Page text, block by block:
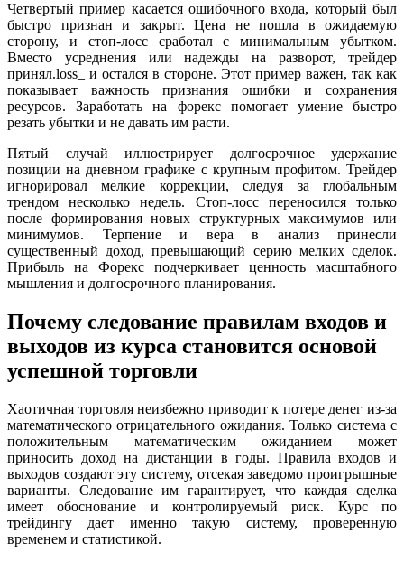
Четвертый пример касается ошибочного входа, который был
быстро признан и закрыт. Цена не пошла в ожидаемую
сторону, и стоп-лосс сработал с минимальным убытком.
Вместо усреднения или надежды на разворот, трейдер
принял.loss_ и остался в стороне. Этот пример важен, так как
показывает важность признания ошибки и сохранения
ресурсов. Заработать на форекс помогает умение быстро
резать убытки и не давать им расти.
Пятый случай иллюстрирует долгосрочное удержание
позиции на дневном графике с крупным профитом. Трейдер
игнорировал мелкие коррекции, следуя за глобальным
трендом несколько недель. Стоп-лосс переносился только
после формирования новых структурных максимумов или
минимумов. Терпение и вера в анализ принесли
существенный доход, превышающий серию мелких сделок.
Прибыль на Форекс подчеркивает ценность масштабного
мышления и долгосрочного планирования.
Почему следование правилам входов и
выходов из курса становится основой
успешной торговли
Хаотичная торговля неизбежно приводит к потере денег из-за
математического отрицательного ожидания. Только система с
положительным математическим ожиданием может
приносить доход на дистанции в годы. Правила входов и
выходов создают эту систему, отсекая заведомо проигрышные
варианты. Следование им гарантирует, что каждая сделка
имеет обоснование и контролируемый риск. Курс по
трейдингу дает именно такую систему, проверенную
временем и статистикой.